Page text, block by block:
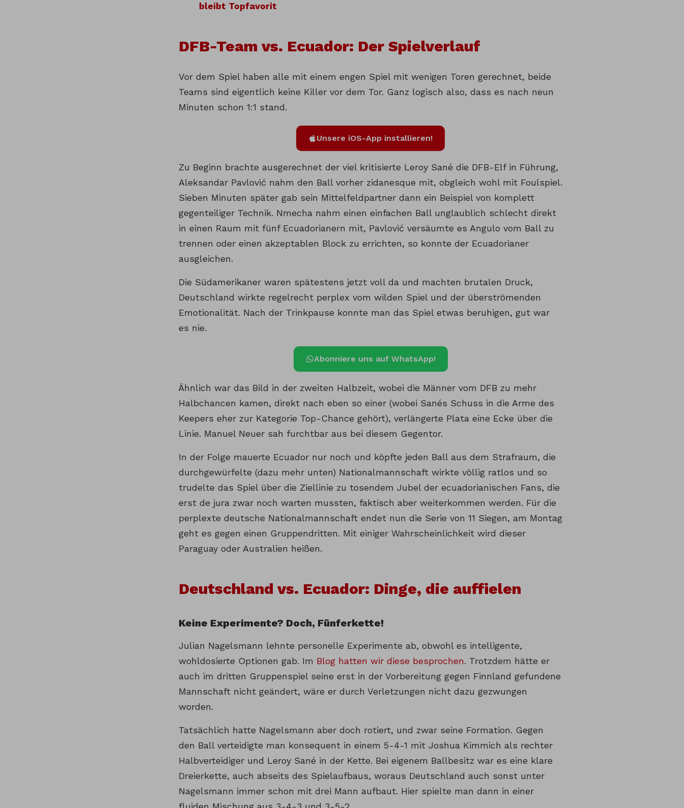
bleibt Topfavorit
DFB-Team vs. Ecuador: Der Spielverlauf
Vor dem Spiel haben alle mit einem engen Spiel mit wenigen Toren gerechnet, beide
Teams sind eigentlich keine Killer vor dem Tor. Ganz logisch also, dass es nach neun
Minuten schon 1:1 stand.
Unsere iOS-App installieren!
Zu Beginn brachte ausgerechnet der viel kritisierte Leroy Sané die DFB-Elf in Führung,
Aleksandar Pavlović nahm den Ball vorher zidanesque mit, obgleich wohl mit Foulspiel.
Sieben Minuten später gab sein Mittelfeldpartner dann ein Beispiel von komplett
gegenteiliger Technik. Nmecha nahm einen einfachen Ball unglaublich schlecht direkt
in einen Raum mit fünf Ecuadorianern mit, Pavlović versäumte es Angulo vom Ball zu
trennen oder einen akzeptablen Block zu errichten, so konnte der Ecuadorianer
ausgleichen.
Die Südamerikaner waren spätestens jetzt voll da und machten brutalen Druck,
Deutschland wirkte regelrecht perplex vom wilden Spiel und der überströmenden
Emotionalität. Nach der Trinkpause konnte man das Spiel etwas beruhigen, gut war
es nie.
Abonniere uns auf WhatsApp!
Ähnlich war das Bild in der zweiten Halbzeit, wobei die Männer vom DFB zu mehr
Halbchancen kamen, direkt nach eben so einer (wobei Sanés Schuss in die Arme des
Keepers eher zur Kategorie Top-Chance gehört), verlängerte Plata eine Ecke über die
Linie. Manuel Neuer sah furchtbar aus bei diesem Gegentor.
In der Folge mauerte Ecuador nur noch und köpfte jeden Ball aus dem Strafraum, die
durchgewürfelte (dazu mehr unten) Nationalmannschaft wirkte völlig ratlos und so
trudelte das Spiel über die Ziellinie zu tosendem Jubel der ecuadorianischen Fans, die
erst de jura zwar noch warten mussten, faktisch aber weiterkommen werden. Für die
perplexte deutsche Nationalmannschaft endet nun die Serie von 11 Siegen, am Montag
geht es gegen einen Gruppendritten. Mit einiger Wahrscheinlichkeit wird dieser
Paraguay oder Australien heißen.
Deutschland vs. Ecuador: Dinge, die auffielen
Keine Experimente? Doch, Fünferkette!
Julian Nagelsmann lehnte personelle Experimente ab, obwohl es intelligente,
wohldosierte Optionen gab. Im Blog hatten wir diese besprochen. Trotzdem hätte er
auch im dritten Gruppenspiel seine erst in der Vorbereitung gegen Finnland gefundene
Mannschaft nicht geändert, wäre er durch Verletzungen nicht dazu gezwungen
worden.
Tatsächlich hatte Nagelsmann aber doch rotiert, und zwar seine Formation. Gegen
den Ball verteidigte man konsequent in einem 5-4-1 mit Joshua Kimmich als rechter
Halbverteidiger und Leroy Sané in der Kette. Bei eigenem Ballbesitz war es eine klare
Dreierkette, auch abseits des Spielaufbaus, woraus Deutschland auch sonst unter
Nagelsmann immer schon mit drei Mann aufbaut. Hier spielte man dann in einer